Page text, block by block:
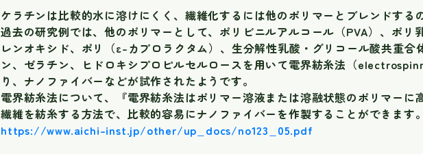
ケラチンは比較的水に溶けにくく、繊維化するには他のポリマーとブレンドする
過去の研究例では、他のポリマーとして、ポリビニルアルコール（PVA）、ポリ
レンオキシド、ポリ（ε-カプロラクタム）、生分解性乳酸・グリコール酸共重合
ン、ゼラチン、ヒドロキシプロピルセルロースを用いて電界紡糸法（
り、ナノファイバーなどが試作されたようです。
電界紡糸法について、『電界紡糸法はポリマー溶液または溶融状態のポリマーに
繊維を紡糸する方法で、比較的容易にナノファイバーを作製することができます
https://www.aichi-inst.jp/other/up_docs/no123_05.pdf